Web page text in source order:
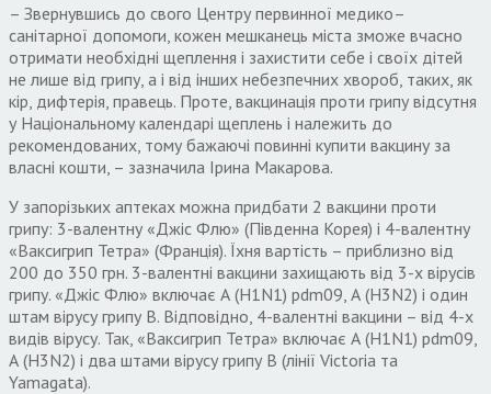
– Звернувшись до свого Центру первинної медико–
санітарної допомоги, кожен мешканець міста зможе вчасно
отримати необхідні щеплення і захистити себе і своїх дітей
не лише від грипу, а і від інших небезпечних хвороб, таких, як
кір, дифтерія, правець. Проте, вакцинація проти грипу відсутня
у Національному календарі щеплень і належить до
рекомендованих, тому бажаючі повинні купити вакцину за
власні кошти, – зазначила Ірина Макарова.
У запорізьких аптеках можна придбати 2 вакцини проти
грипу: 3-валентну «Джіс Флю» (Південна Корея) і 4-валентну
«Ваксигрип Тетра» (Франція). Їхня вартість – приблизно від
200 до 350 грн. 3-валентні вакцини захищають від 3-х вірусів
грипу. «Джіс Флю» включає А (H1N1) pdm09, А (H3N2) і один
штам вірусу грипу B. Відповідно, 4-валентні вакцини – від 4-х
видів вірусу. Так, «Ваксигрип Тетра» включає А (H1N1) pdm09,
А (H3N2) і два штами вірусу грипу B (лінії Victoria та
Yamagata).